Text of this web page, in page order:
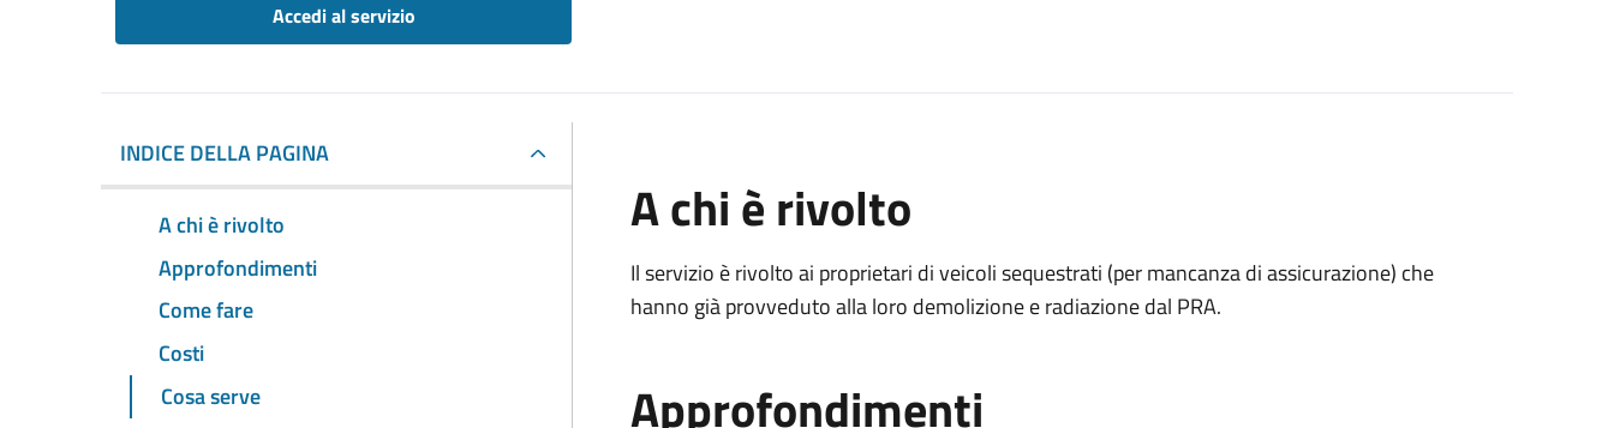
Accedi al servizio
INDICE DELLA PAGINA
A chi è rivolto
Approfondimenti
Come fare
Costi
Cosa serve
A chi è rivolto
Il servizio è rivolto ai proprietari di veicoli sequestrati (per mancanza di assicurazione) che
hanno già provveduto alla loro demolizione e radiazione dal PRA.
Approfondimenti